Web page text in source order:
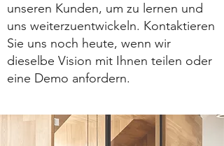
unseren Kunden, um zu lernen und
uns weiterzuentwickeln. Kontaktieren
Sie uns noch heute, wenn wir
dieselbe Vision mit Ihnen teilen oder
eine Demo anfordern.